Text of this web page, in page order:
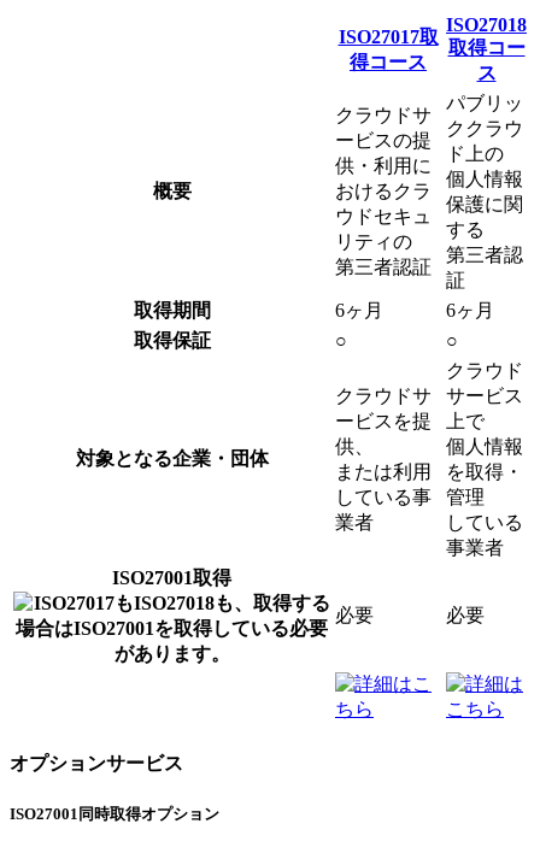
ISO27017取
得コース
ISO27018
取得コー
ス
概要
クラウドサ
ービスの提
供・利用に
おけるクラ
ウドセキュ
リティの
第三者認証
パブリッ
ククラウ
ド上の
個人情報
保護に関
する
第三者認
証
取得期間
6ヶ月
6ヶ月
取得保証
○ ○
対象となる企業・団体
クラウドサ
ービスを提
供、
または利用
している事
業者
クラウド
サービス
上で
個人情報
を取得・
管理
している
事業者
ISO27001取得
必要
必要
オプションサービス
ISO27001同時取得オプション